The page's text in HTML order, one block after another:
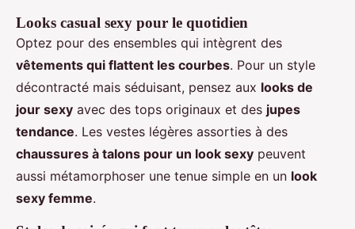
Looks casual sexy pour le quotidien
Optez pour des ensembles qui intègrent des
vêtements qui flattent les courbes. Pour un style
décontracté mais séduisant, pensez aux looks de
jour sexy avec des tops originaux et des jupes
tendance. Les vestes légères assorties à des
chaussures à talons pour un look sexy peuvent
aussi métamorphoser une tenue simple en un look
sexy femme.